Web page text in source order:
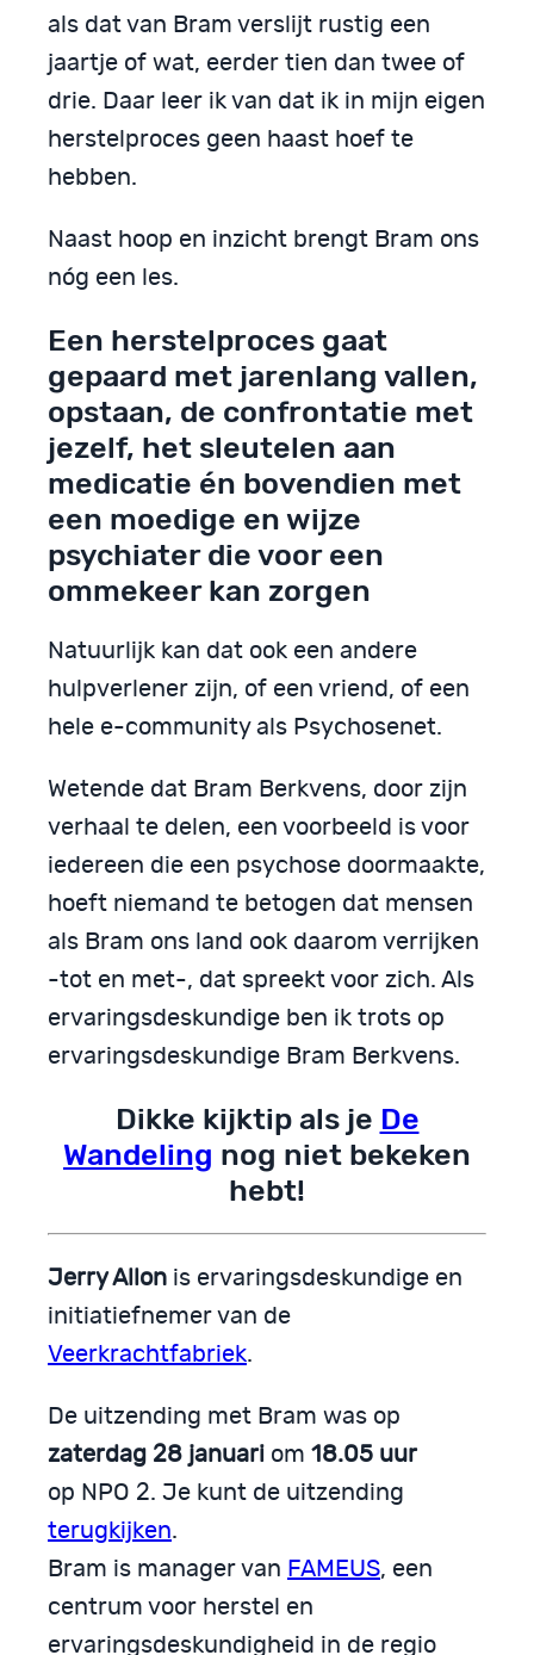
als dat van Bram verslijt rustig een
jaartje of wat, eerder tien dan twee of
drie. Daar leer ik van dat ik in mijn eigen
herstelproces geen haast hoef te
hebben.
Naast hoop en inzicht brengt Bram ons
nóg een les.
Een herstelproces gaat
gepaard met jarenlang vallen,
opstaan, de confrontatie met
jezelf, het sleutelen aan
medicatie én bovendien met
een moedige en wijze
psychiater die voor een
ommekeer kan zorgen
Natuurlijk kan dat ook een andere
hulpverlener zijn, of een vriend, of een
hele e-community als Psychosenet.
Wetende dat Bram Berkvens, door zijn
verhaal te delen, een voorbeeld is voor
iedereen die een psychose doormaakte,
hoeft niemand te betogen dat mensen
als Bram ons land ook daarom verrijken
-tot en met-, dat spreekt voor zich. Als
ervaringsdeskundige ben ik trots op
ervaringsdeskundige Bram Berkvens.
Dikke kijktip als je De
Wandeling nog niet bekeken
hebt!
Jerry Allon is ervaringsdeskundige en
initiatiefnemer van de
Veerkrachtfabriek.
De uitzending met Bram was op
zaterdag 28 januari om 18.05 uur
op NPO 2. Je kunt de uitzending
terugkijken.
Bram is manager van FAMEUS, een
centrum voor herstel en
ervaringsdeskundigheid in de regio